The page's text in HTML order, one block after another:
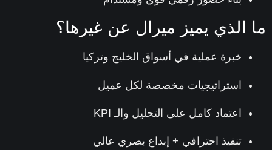
الذي يميز ميرال عن غيرها؟
خبرة عملية في أسواق الخليج وتركيا
استراتيجيات مخصصة لكل عميل
اعتماد كامل على التحليل والـ KPI
تنفيذ احترافي + إبداع بصري عالي